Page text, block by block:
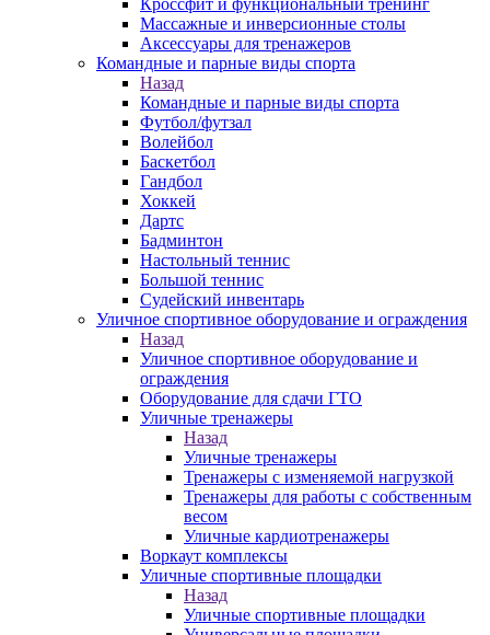
Кроссфит и функциональный тренинг
Массажные и инверсионные столы
Аксессуары для тренажеров
Командные и парные виды спорта
Назад
Командные и парные виды спорта
Футбол/футзал
Волейбол
Баскетбол
Гандбол
Хоккей
Дартс
Бадминтон
Настольный теннис
Большой теннис
Судейский инвентарь
Уличное спортивное оборудование и ограждения
Назад
Уличное спортивное оборудование и
ограждения
Оборудование для сдачи ГТО
Уличные тренажеры
Назад
Уличные тренажеры
Тренажеры с изменяемой нагрузкой
Тренажеры для работы с собственным
весом
Уличные кардиотренажеры
Воркаут комплексы
Уличные спортивные площадки
Назад
Уличные спортивные площадки